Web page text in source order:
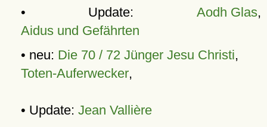
• Update: Aodh Glas,
Aidus und Gefährten
• neu: Die 70 / 72 Jünger Jesu Christi,
Toten-Auferwecker,
• Update: Jean Vallière